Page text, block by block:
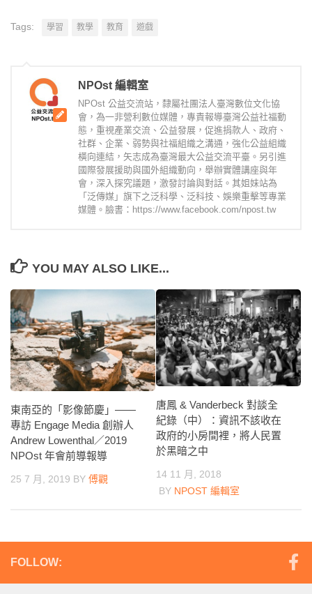
Tags: 學習 教學 教育 遊戲
NPOst 編輯室
NPOst 公益交流站，隸屬社團法人臺灣數位文化協
會，為一非營利數位媒體，專責報導臺灣公益社福動
態，重視產業交流、公益發展，促進捐款人、政府、
社群、企業、弱勢與社福組織之溝通，強化公益組織
橫向連結，矢志成為臺灣最大公益交流平臺。另引進
國際發展援助與國外組織動向，舉辦實體講座與年
會，深入探究議題，激發討論與對話。其姐妹站為
「泛傳媒」旗下之泛科學、泛科技、娛樂重擊等專業
媒體。臉書：https://www.facebook.com/npost.tw
YOU MAY ALSO LIKE...
東南亞的「影像節慶」——
專訪 Engage Media 創辦人
Andrew Lowenthal／2019
NPOst 年會前導報導
25 7 月, 2019 BY 傅觀
唐鳳 & Vanderbeck 對談全
紀錄（中）：資訊不該收在
政府的小房間裡，將人民置
於黑暗之中
14 11 月, 2018
BY NPOST 編輯室
FOLLOW: